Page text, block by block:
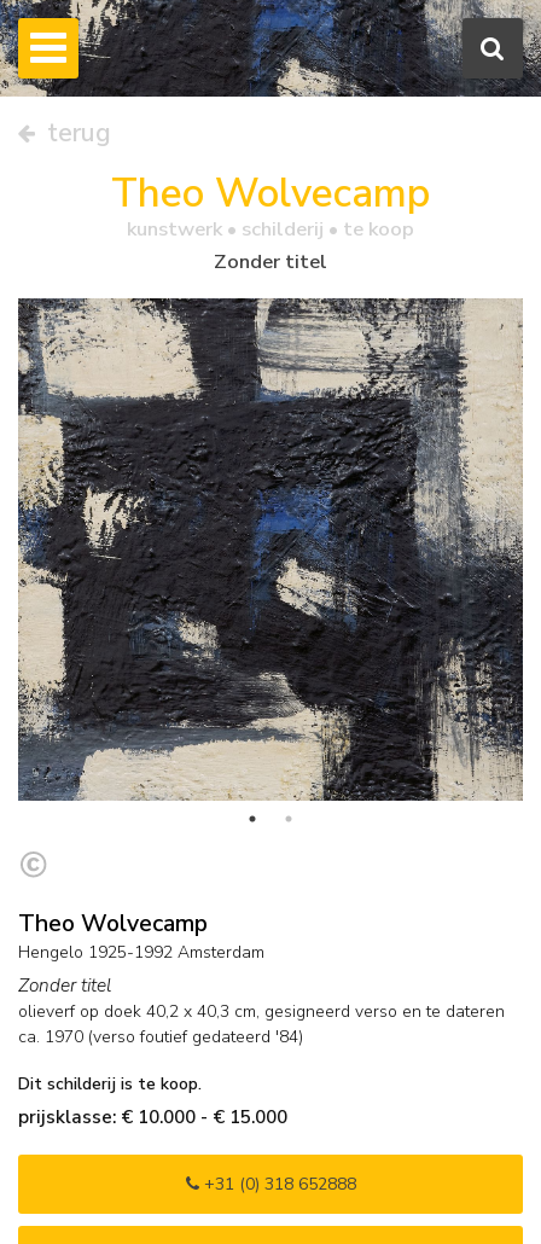
terug
Theo Wolvecamp
kunstwerk • schilderij • te koop
Zonder titel
Theo Wolvecamp
Hengelo 1925-1992 Amsterdam
Zonder titel
olieverf op doek 40,2 x 40,3 cm, gesigneerd verso ente dateren
ca. 1970 (verso foutief gedateerd '84)
Dit schilderij is te koop.
prijsklasse: € 10.000 - € 15.000
+31 (0) 318 652888